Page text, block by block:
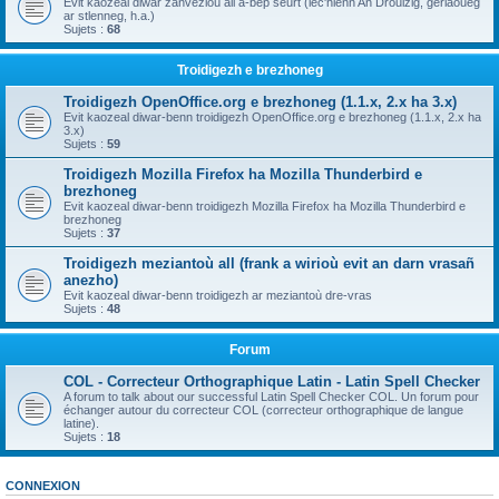
ar stlenneg, h.a.)
Sujets : 68
Troidigezh e brezhoneg
Troidigezh OpenOffice.org e brezhoneg (1.1.x, 2.x ha 3.x)
Evit kaozeal diwar-benn troidigezh OpenOffice.org e brezhoneg (1.1.x, 2.x ha
3.x)
Sujets : 59
Troidigezh Mozilla Firefox ha Mozilla Thunderbird e
brezhoneg
Evit kaozeal diwar-benn troidigezh Mozilla Firefox ha Mozilla Thunderbird e
brezhoneg
Sujets : 37
Troidigezh meziantoù all (frank a wirioù evit an darn vrasañ
anezho)
Evit kaozeal diwar-benn troidigezh ar meziantoù dre-vras
Sujets : 48
Forum
COL - Correcteur Orthographique Latin - Latin Spell Checker
A forum to talk about our successful Latin Spell Checker COL. Un forum pour
échanger autour du correcteur COL (correcteur orthographique de langue
latine).
Sujets : 18
CONNEXION